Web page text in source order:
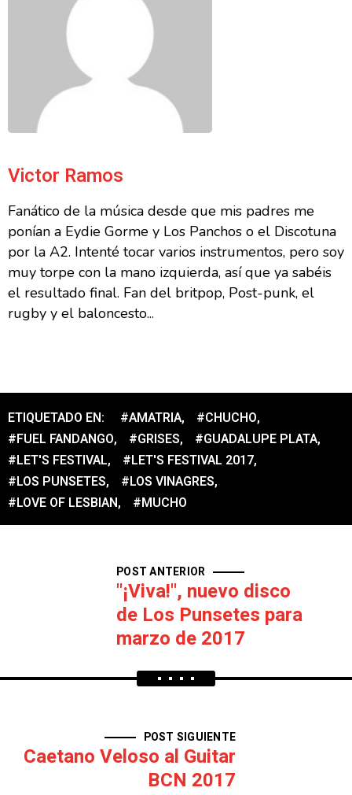
Victor Ramos
Fanático de la música desde que mis padres me
ponían a Eydie Gorme y Los Panchos o el Discotuna
por la A2. Intenté tocar varios instrumentos, pero soy
muy torpe con la mano izquierda, así que ya sabéis
el resultado final. Fan del britpop, Post-punk, el
rugby y el baloncesto...
ETIQUETADO EN: #AMATRIA, #CHUCHO,
#FUEL FANDANGO, #GRISES, #GUADALUPE PLATA,
#LET'S FESTIVAL, #LET'S FESTIVAL 2017,
#LOS PUNSETES, #LOS VINAGRES,
#LOVE OF LESBIAN, #MUCHO
POST ANTERIOR
"¡Viva!", nuevo disco
de Los Punsetes para
marzo de 2017
POST SIGUIENTE
Caetano Veloso al Guitar
BCN 2017